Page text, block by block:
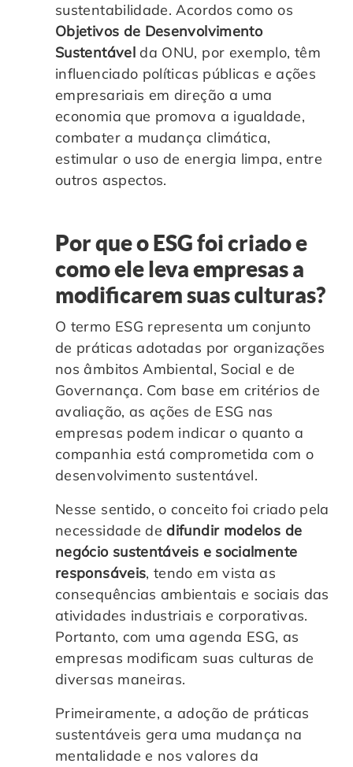
sustentabilidade. Acordos como os
Objetivos de Desenvolvimento
Sustentávelda ONU, por exemplo, têm
influenciado políticas públicas e ações
empresariais em direção a uma
economia que promova a igualdade,
combater a mudança climática,
estimular o uso de energia limpa, entre
outros aspectos.
Por que o ESG foi criado e
como ele leva empresas a
modificarem suas culturas?
O termo ESG representa um conjunto
de práticas adotadas por organizações
nos âmbitos Ambiental, Social e de
Governança. Com base em critérios de
avaliação, as ações de ESG nas
empresas podem indicar o quanto a
companhia está comprometida com o
desenvolvimento sustentável.
Nesse sentido, o conceito foi criado pela
necessidade de difundir modelos de
negócio sustentáveis e socialmente
responsáveis, tendo em vista as
consequências ambientais e sociais das
atividades industriais e corporativas.
Portanto, com uma agenda ESG, as
empresas modificam suas culturas de
diversas maneiras.
Primeiramente, a adoção de práticas
sustentáveis gera uma mudança na
mentalidade e nos valores da